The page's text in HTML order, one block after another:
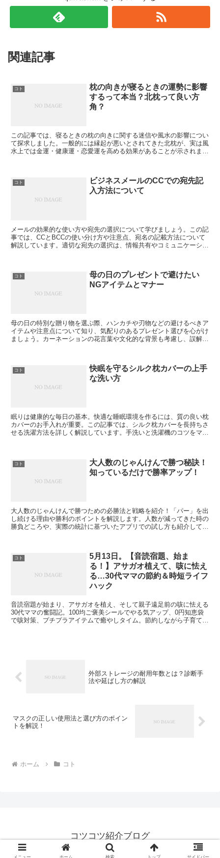
関連記事
コト
枕の向きが寝るときの運勢に影響
するって本当？北枕って良い方
角？
この記事では、寝るときの枕の向きに関する迷信や風水の影響につい
て探求しました。一般的には縁起が悪いとされてきた北枕が、実は風
水上では金運・健康運・恋愛運を高める効果があることが示されまし
が紹介されました。読者は自身の必要とする運気に合わせて、枕の向
きやインテリアを工夫することで、より良い寝室環境を整えることが
コト
ビジネスメールのCCでの宛先記
入方法について
メールの効果的な使い方や宛先の選択について学びましょう。この記
事では、CCとBCCの使い分け方や注意点、宛名の記載方法について
解説しています。適切な宛先の選択は、情報共有やコミュニケーショ
ミュニケーションを実現しましょう。
コト
母の日のプレゼントで避けたい
NGアイテムとマナー
母の日の特別な贈り物を選ぶ際、ハンカチや刃物などの避けるべきア
イテムや注意点について知り、気配りのあるプレゼント選びを心がけ
ましょう。カーネーションの花言葉や文化的な背景も考慮し、誤解の
コト
快眠を守るシルク枕カバーの上手
な洗い方
眠りは健康的な毎日の基本。快適な睡眠環境を作るには、質の良い枕
カバーのお手入れが重要。この記事では、シルク枕カバーを長持ちさ
せる洗濯方法を詳しく解説しています。手洗いと洗濯機のコツをマス
コト
大人数のじゃんけんで勝つ秘訣！
知っているだけで勝率アップ！
大人数のじゃんけんで勝つための必勝法と戦略を紹介！「パー」を出
し続ける理由や勝利のポイントを解説します。人数が減ってきた時の
勝負どころや、実際の統計に基づいたアプリでの試し方も紹介してい
コト
5月13日。【音読宿題、始ま
る！】アサガオ植えて、咳に怯え
る…30代ママの節約＆時短ライフ
ハック
音読宿題が始まり、アサガオを植え、そして親子遠足前の咳に怯える
30代ママの奮闘記。100均ご褒美シールでやる気アップ、0円知恵袋
で咳対策、プチプラアイテムで癒やしタイム。節約しながら子育てを
外部ストレージの耐用年数とは？診断手
法や延ばし方の解説
マスクの正しい使用法と選び方のポイン
トを解説！
ホーム コト
コツコツ紹介ブログ
© 2023 コツコツ紹介ブログ.
メニュー ホーム 検索 トップ サイドバー